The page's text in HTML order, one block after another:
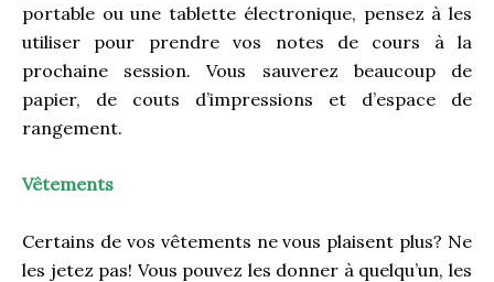
portable ou une tablette électronique, pensez à les
utiliser pour prendre vos notes de cours à la
prochaine session. Vous sauverez beaucoup de
papier, de couts d’impressions et d’espace de
rangement.
Vêtements
Certains de vos vêtements ne vous plaisent plus? Ne
les jetez pas! Vous pouvez les donner à quelqu’un, les